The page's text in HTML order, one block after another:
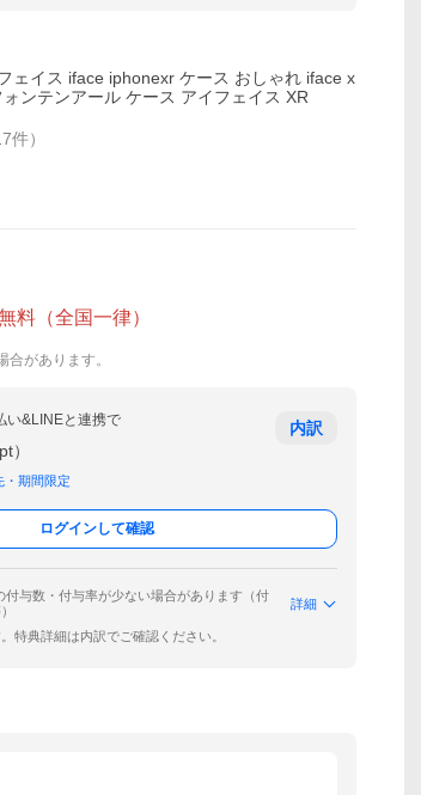
ェイス iface iphonexr ケース おしゃれ iface x
ンテンアール ケース アイフェイス XR
件）
料 （全国一律）
があります。
い&LINEと連携で
pt）
・期間限定
内訳
ログインして確認
付与数・付与率が少ない場合があります（付
詳細
特典詳細は内訳でご確認ください。